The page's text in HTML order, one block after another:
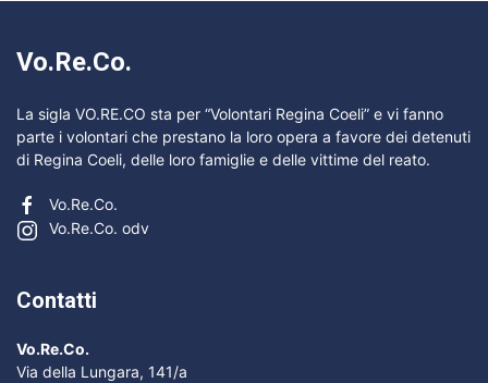
Vo.Re.Co.
La sigla VO.RE.CO sta per “Volontari Regina Coeli” e vi fanno
parte i volontari che prestano la loro opera a favore dei detenuti
di Regina Coeli, delle loro famiglie e delle vittime del reato.
Vo.Re.Co.
Vo.Re.Co. odv
Contatti
Vo.Re.Co.
Via della Lungara, 141/a